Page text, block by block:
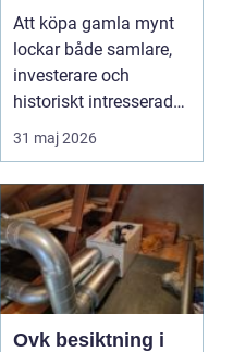
köpläge
Att köpa gamla mynt
lockar både samlare,
investerare och
historiskt intresserade.
För många handlar ...
31 maj 2026
Ovk besiktning i